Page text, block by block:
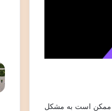
ممکن است به مشکل